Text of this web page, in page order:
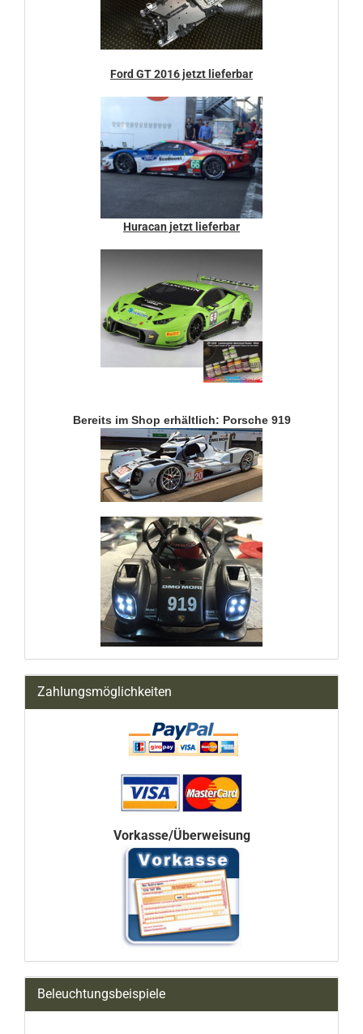
Ford GT 2016 jetzt lieferbar
Huracan jetzt lieferbar
Bereits im Shop erhältlich: Porsche 919
Zahlungsmöglichkeiten
Vorkasse/Überweisung
Beleuchtungsbeispiele